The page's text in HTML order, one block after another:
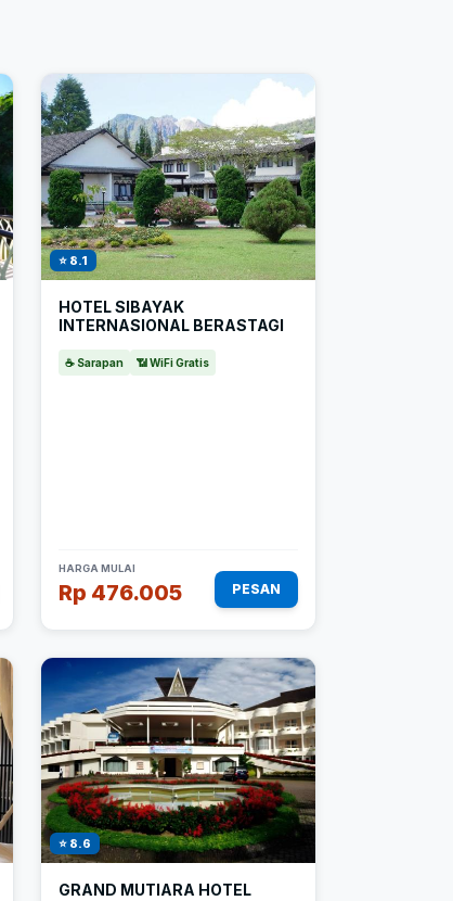
⭐ 8.1
HOTEL SIBAYAK
INTERNASIONAL BERASTAGI
☕ Sarapan 📶 WiFi Gratis
HARGA MULAI
Rp 476.005 PESAN
⭐ 8.6
GRAND MUTIARA HOTEL